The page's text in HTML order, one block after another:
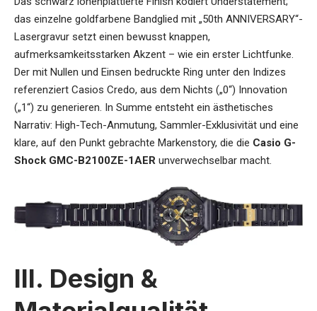
das einzelne goldfarbene Bandglied mit „50th ANNIVERSARY“-
Lasergravur setzt einen bewusst knappen,
aufmerksamkeitsstarken Akzent – wie ein erster Lichtfunke.
Der mit Nullen und Einsen bedruckte Ring unter den Indizes
referenziert Casios Credo, aus dem Nichts („0“) Innovation
(„1“) zu generieren. In Summe entsteht ein ästhetisches
Narrativ: High-Tech-Anmutung, Sammler-Exklusivität und eine
klare, auf den Punkt gebrachte Markenstory, die die Casio G-
Shock GMC-B2100ZE-1AER unverwechselbar macht.
III. Design &